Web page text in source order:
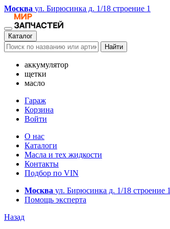
Москва ул. Бирюсинка д. 1/18 строение 1
Каталог
Найти
аккумулятор
щетки
масло
Гараж
Корзина
Войти
О нас
Каталоги
Масла и тех жидкости
Контакты
Подбор по VIN
Москва ул. Бирюсинка д. 1/18 строение 1
Помощь эксперта
Назад